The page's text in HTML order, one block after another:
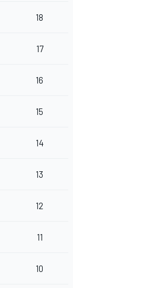
18
17
16
15
14
13
12
11
10